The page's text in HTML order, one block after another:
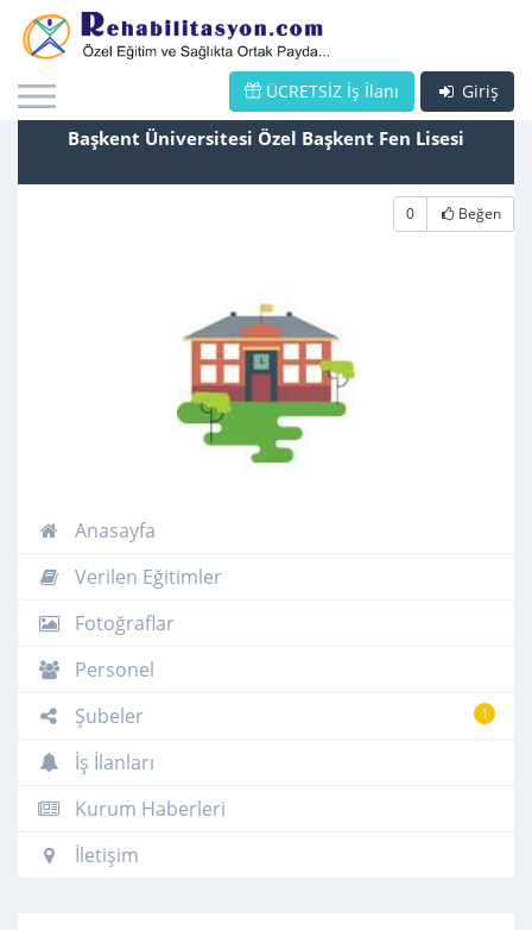
Giriş
ÜCRETSİZ İş İlanı
Başkent Üniversitesi Özel Başkent Fen Lisesi
0 Beğen
Anasayfa
Verilen Eğitimler
Fotoğraflar
Personel
1
Şubeler
İş İlanları
Kurum Haberleri
İletişim